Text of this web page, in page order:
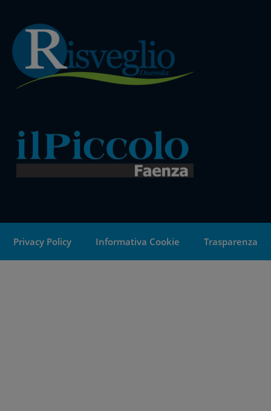
Privacy Policy Informativa Cookie Trasparenza